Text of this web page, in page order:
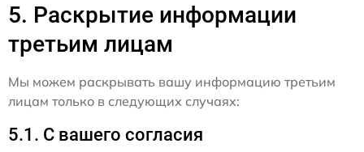
5. Раскрытие информации
третьим лицам
Мы можем раскрывать вашу информацию третьим
лицам только в следующих случаях:
5.1. С вашего согласия